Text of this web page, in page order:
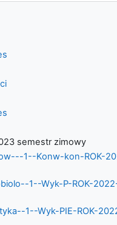
semestr zimowy
1--Konw-kon-ROK-
1--Wyk-P-ROK-
1--Wyk-PIE-ROK-